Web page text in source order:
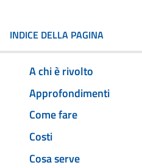
INDICE DELLA PAGINA
A chi è rivolto
Approfondimenti
Come fare
Costi
Cosa serve